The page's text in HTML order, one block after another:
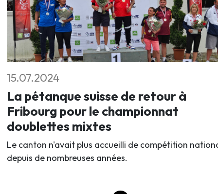
15.07.2024
La pétanque suisse de retour à
Fribourg pour le championnat
doublettes mixtes
Le canton n'avait plus accueilli de compétition
depuis de nombreuses années.